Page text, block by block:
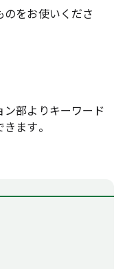
をお使いくださ
部よりキーワード
ます。